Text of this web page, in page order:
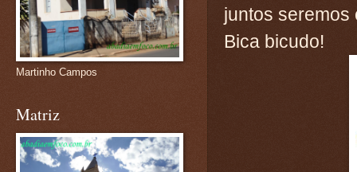
juntos seremos
Bica bicudo!
Martinho Campos
Matriz